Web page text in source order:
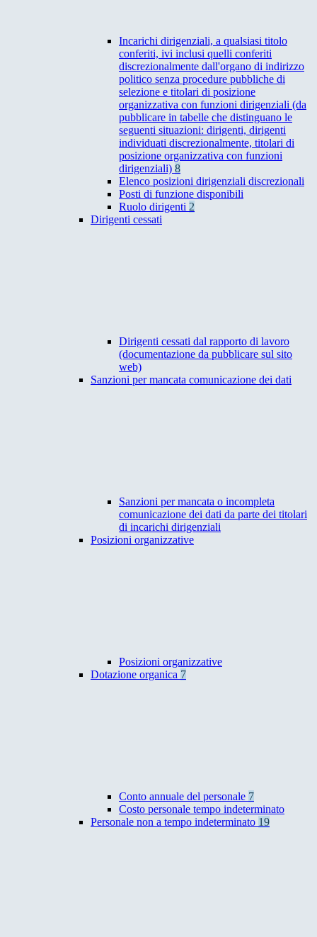
Incarichi dirigenziali, a qualsiasi titolo
conferiti, ivi inclusi quelli conferiti
discrezionalmente dall'organo di indirizzo
politico senza procedure pubbliche di
selezione e titolari di posizione
organizzativa con funzioni dirigenziali (da
pubblicare in tabelle che distinguano le
seguenti situazioni: dirigenti, dirigenti
individuati discrezionalmente, titolari di
posizione organizzativa con funzioni
dirigenziali) 8
Elenco posizioni dirigenziali discrezionali
Posti di funzione disponibili
Ruolo dirigenti 2
Dirigenti cessati
Dirigenti cessati dal rapporto di lavoro
(documentazione da pubblicare sul sito
web)
Sanzioni per mancata comunicazione dei dati
Sanzioni per mancata o incompleta
comunicazione dei dati da parte dei titolari
di incarichi dirigenziali
Posizioni organizzative
Posizioni organizzative
Dotazione organica 7
Conto annuale del personale 7
Costo personale tempo indeterminato
Personale non a tempo indeterminato 19